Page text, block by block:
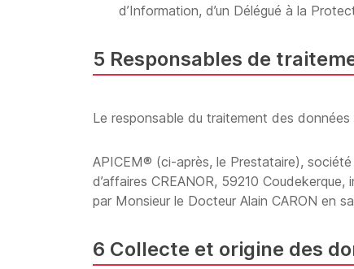
d’Information, d’un Délégué à la
5 Responsables de
Le responsable du traitement des données
APICEM® (ci-après, le Prestataire),
d’affaires CREANOR, 59210
par Monsieur le Docteur Alain CARON en
6 Collecte et origine des